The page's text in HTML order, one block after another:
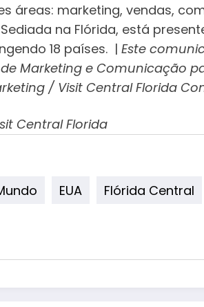
áreas: marketing, vendas,
na Flórida, está
18 países. | Este
Marketing e Comunicação
/ Visit Central Florida
Central Florida
EUA Flórida Central